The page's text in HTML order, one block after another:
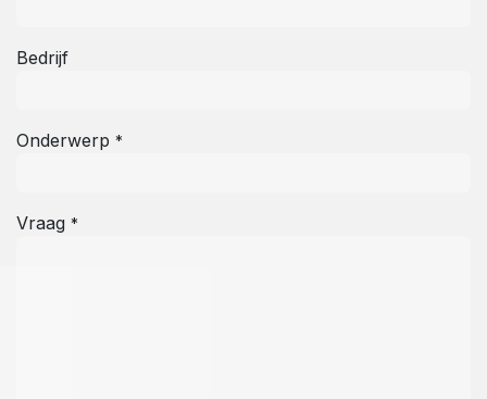
Bedrijf
Onderwerp *
Vraag *